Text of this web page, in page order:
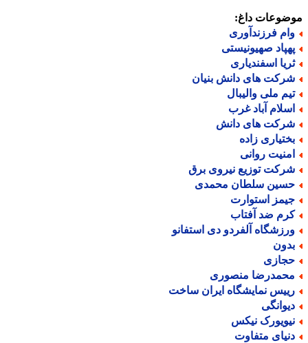
داغ:
فرزندآوری
صهیونیستی
اسفندیاری
های دانش بنیان
ملی والیبال
آباد غرب
های دانش
زاده
روانی
توزیع نیروی برق
سلطان محمدی
استوارت
ضد آفتاب
آلفردو دی استفانو
منصوری
نمایشگاه ایران ساخت
نیکس
متفاوت